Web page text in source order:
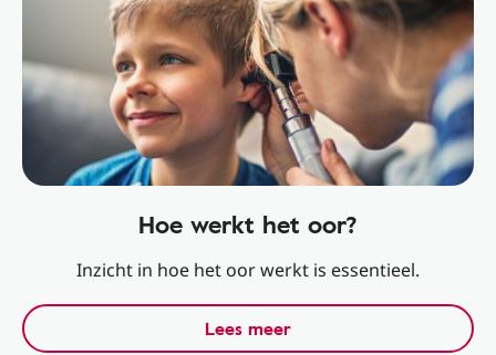
Hoe werkt het oor?
Inzicht in hoe het oor werkt is essentieel.
Lees meer